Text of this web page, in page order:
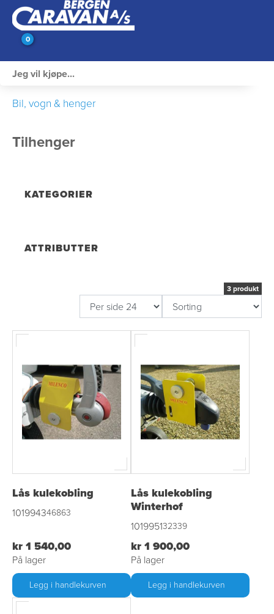
0
Bil, vogn & henger
Tilhenger
KATEGORIER
ATTRIBUTTER
3 produkt
Lås kulekobling
101994346863
kr 1 540,00
På lager
Legg i handlekurven
Lås kulekobling
Winterhof
101995132339
kr 1 900,00
På lager
Legg i handlekurven